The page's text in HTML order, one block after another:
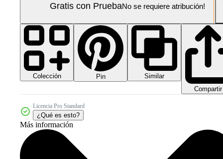
Gratis con PruebaNo se requiere atribución!
Colección Pin
Similar
Compartir
Licencia Pro Standard
¿Qué es esto?
Más información